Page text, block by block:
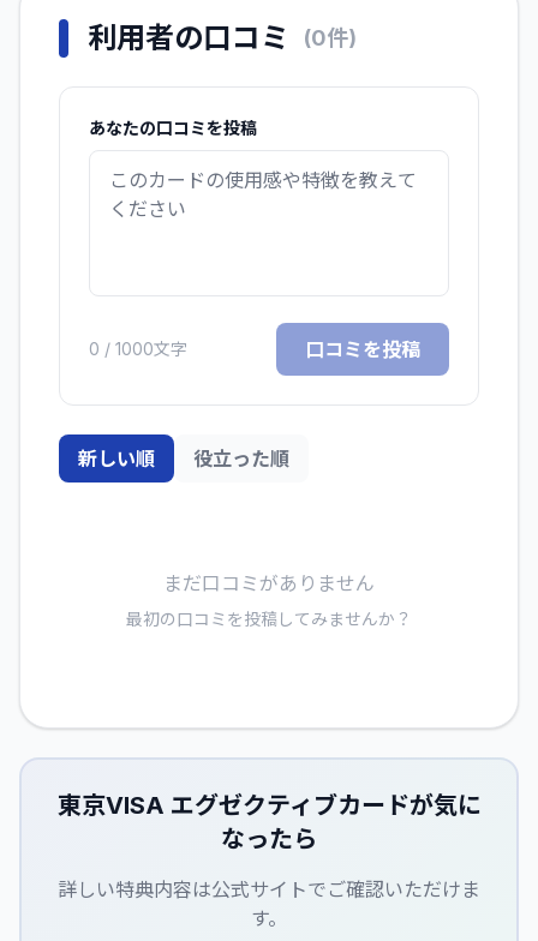
利用者の口コミ (0件)
あなたの口コミを投稿
0 / 1000文字 口コミを投稿
新しい順 役立った順
まだ口コミがありません
最初の口コミを投稿してみませんか？
東京VISA エグゼクティブカードが気に
なったら
詳しい特典内容は公式サイトでご確認いただけま
す。